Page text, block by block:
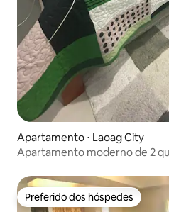
Apartamento ⋅ Laoag City
Apartamento moderno de 2
Preferido dos hóspedes
Preferido dos hóspedes